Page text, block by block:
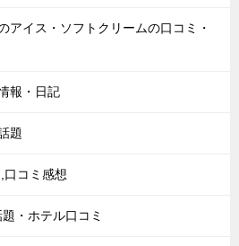
アイス・ソフトクリームの口コミ・
報・日記
題
口コミ感想
・ホテル口コミ